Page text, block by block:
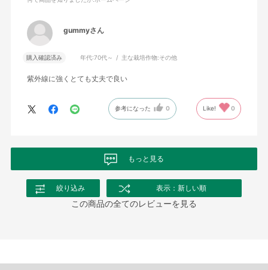
gummyさん
購入確認済み 年代:70代～ 主な栽培作物:その他
紫外線に強くとても丈夫で良い
参考になった 0 Like! 0
もっと見る
絞り込み 表示：新しい順
この商品の全てのレビューを見る